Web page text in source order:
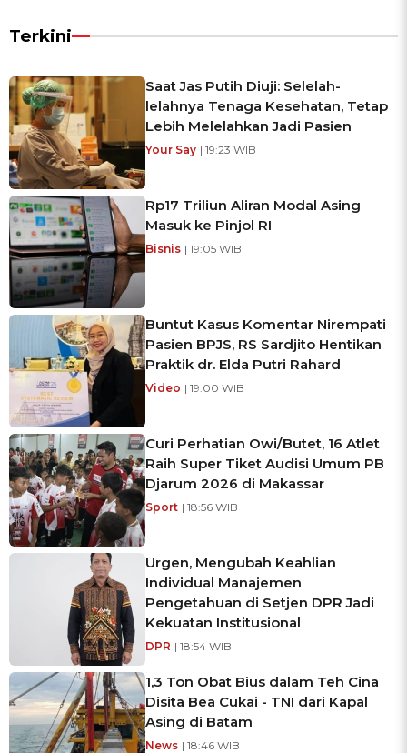
Terkini
Saat Jas Putih Diuji: Selelah-
lelahnya Tenaga Kesehatan, Tetap
Lebih Melelahkan Jadi Pasien
Your Say | 19:23 WIB
Rp17 Triliun Aliran Modal Asing
Masuk ke Pinjol RI
Bisnis | 19:05 WIB
Buntut Kasus Komentar Nirempati
Pasien BPJS, RS Sardjito Hentikan
Praktik dr. Elda Putri Rahard
Video | 19:00 WIB
Curi Perhatian Owi/Butet, 16 Atlet
Raih Super Tiket Audisi Umum PB
Djarum 2026 di Makassar
Sport | 18:56 WIB
Urgen, Mengubah Keahlian
Individual Manajemen
Pengetahuan di Setjen DPR Jadi
Kekuatan Institusional
DPR | 18:54 WIB
1,3 Ton Obat Bius dalam Teh Cina
Disita Bea Cukai - TNI dari Kapal
Asing di Batam
News | 18:46 WIB